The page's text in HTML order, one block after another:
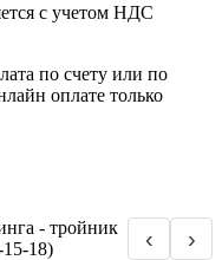
с учетом НДС
по счету или по
оплате только
- тройник
18)
‹ ›